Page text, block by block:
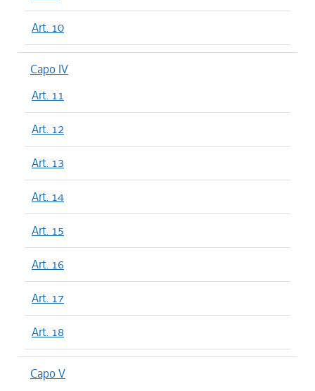
Art. 10
Capo IV
Art. 11
Art. 12
Art. 13
Art. 14
Art. 15
Art. 16
Art. 17
Art. 18
Capo V